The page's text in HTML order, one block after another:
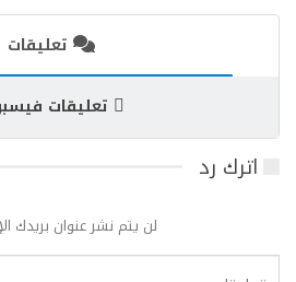
تعليقات
تعليقات
اترك رد
لن يتم نشر عنوان بريدك